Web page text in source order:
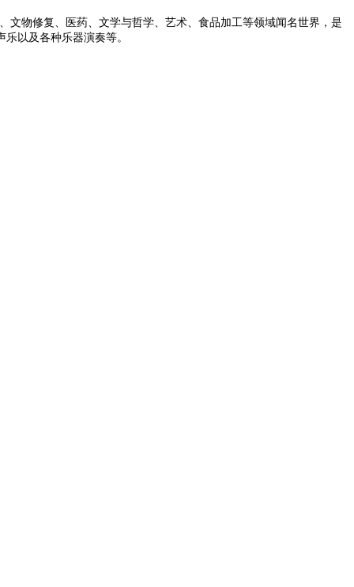
物修复、医药、文学与哲学、艺术、食品加工等领域闻名世界，是
以及各种乐器演奏等。